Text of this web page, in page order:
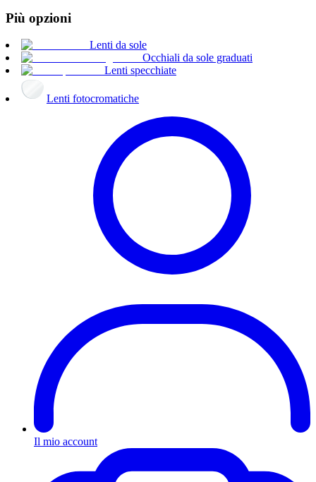
Più opzioni
Lenti da sole
Occhiali da sole graduati
Lenti specchiate
Lenti fotocromatiche
Il mio account